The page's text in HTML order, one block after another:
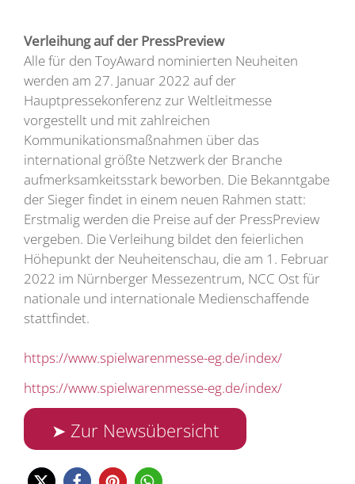
Verleihung auf der PressPreview
Alle für den ToyAward nominierten Neuheiten
werden am 27. Januar 2022 auf der
Hauptpressekonferenz zur Weltleitmesse
vorgestellt und mit zahlreichen
Kommunikationsmaßnahmen über das
international größte Netzwerk der Branche
aufmerksamkeitsstark beworben. Die Bekanntgabe
der Sieger findet in einem neuen Rahmen statt:
Erstmalig werden die Preise auf der PressPreview
vergeben. Die Verleihung bildet den feierlichen
Höhepunkt der Neuheitenschau, die am 1. Februar
2022 im Nürnberger Messezentrum, NCC Ost für
nationale und internationale Medienschaffende
stattfindet.
https://www.spielwarenmesse-eg.de/index/
https://www.spielwarenmesse-eg.de/index/
➤ Zur Newsübersicht